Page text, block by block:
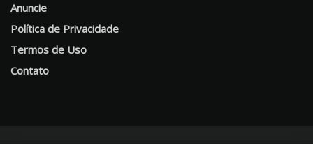
Anuncie
Política de Privacidade
Termos de Uso
Contato